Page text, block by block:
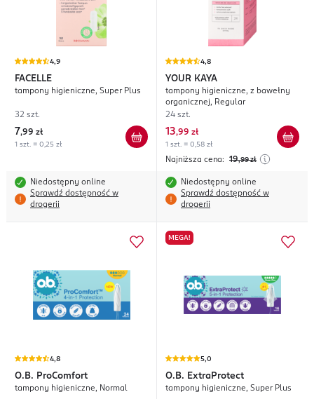
4,9
FACELLE
tampony higieniczne, Super Plus
32 szt.
7,99 zł
1 szt. = 0,25 zł
Niedostępny online
Sprawdź dostępność w
drogerii
4,8
YOUR KAYA
tampony higieniczne, z bawełny
organicznej, Regular
24 szt.
13,99 zł
1 szt. = 0,58 zł
Najniższa cena: 19,99 zł
Niedostępny online
Sprawdź dostępność w
drogerii
4,8
O.B. ProComfort
tampony higieniczne, Normal
MEGA!
5,0
O.B. ExtraProtect
tampony higieniczne, Super Plus